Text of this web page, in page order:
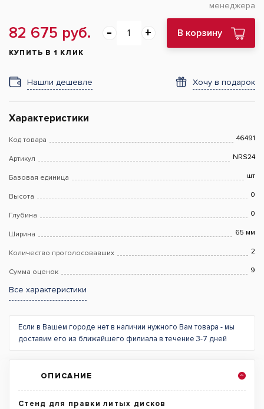
менеджера
82 675 руб. В корзину
КУПИТЬ В 1 КЛИК
Нашли дешевле Хочу в подарок
Характеристики
Код товара 46491
Артикул NRS24
Базовая единица шт
Высота 0
Глубина 0
Ширина 65 мм
Количество проголосовавших 2
Сумма оценок 9
Все характеристики
Если в Вашем городе нет в наличии нужного Вам товара - мы
доставим его из ближайшего филиала в течение 3-7 дней
ОПИСАНИЕ
Стенд для правки литых дисков